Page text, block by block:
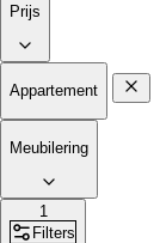
Prijs
Appartement
Meubilering
1
Filters